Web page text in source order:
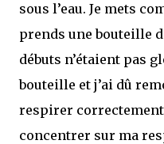
sous l’eau. Je mets
prends une bouteille
débuts n’étaient pas
bouteille et j’ai dû
respirer correctement.
concentrer sur ma